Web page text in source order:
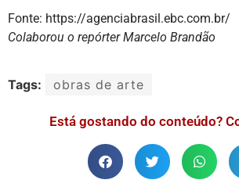
Fonte: https://agenciabrasil.ebc.com.br/
Colaborou o repórter Marcelo Brandão
Tags: obras de arte
Está gostando do conteúdo?